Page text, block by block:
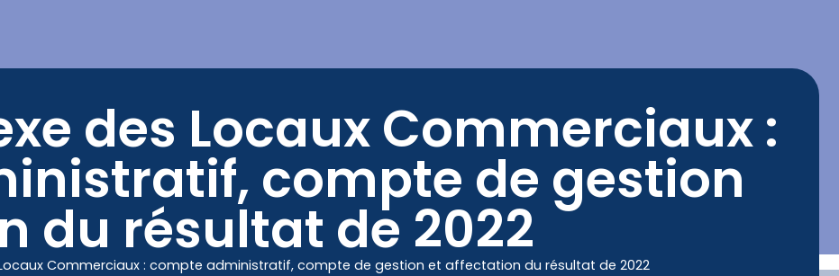
Mes démarches La Ville en action Infos pratiques
des Locaux Commerciaux :
compte de gestion
du résultat de 2022
Commerciaux : compte administratif, compte de gestion et affectation du résultat de 2022